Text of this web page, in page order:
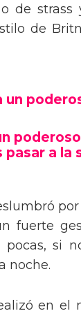
de
de
pasar a la
fuerte
si
noche.
en